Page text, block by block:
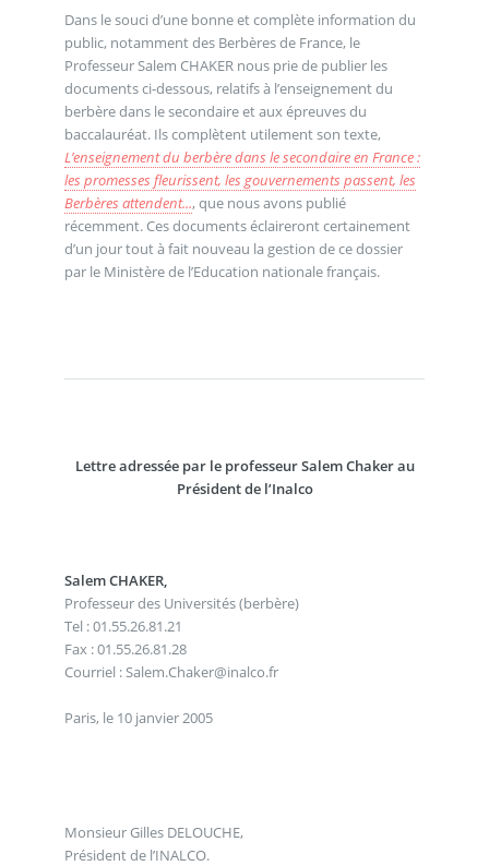
Dans le souci d’une bonne et complète information du
public, notamment des Berbères de France, le
Professeur Salem CHAKER nous prie de publier les
documents ci-dessous, relatifs à l’enseignement du
berbère dans le secondaire et aux épreuves du
baccalauréat. Ils complètent utilement son texte,
L’enseignement du berbère dans le secondaire en France :
les promesses fleurissent, les gouvernements passent, les
Berbères attendent..., que nous avons publié
récemment. Ces documents éclaireront certainement
d’un jour tout à fait nouveau la gestion de ce dossier
par le Ministère de l’Education nationale français.
Lettre adressée par le professeur Salem Chaker au
Président de l’Inalco
Salem CHAKER,
Professeur des Universités (berbère)
Tel : 01.55.26.81.21
Fax : 01.55.26.81.28
Courriel : Salem.Chaker@inalco.fr
Paris, le 10 janvier 2005
Monsieur Gilles DELOUCHE,
Président de l’INALCO.